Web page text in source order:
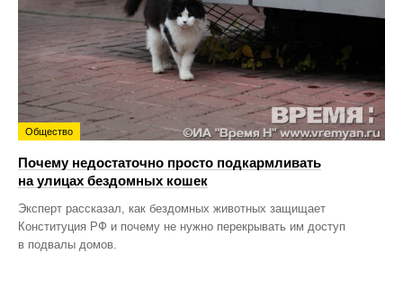
Общество
Почему недостаточно просто подкармливать
на улицах бездомных кошек
Эксперт рассказал, как бездомных животных защищает
Конституция РФ и почему не нужно перекрывать им доступ
в подвалы домов.